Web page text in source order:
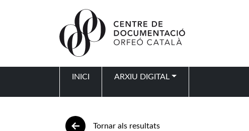
INICI ARXIU DIGITAL
Tornar als resultats